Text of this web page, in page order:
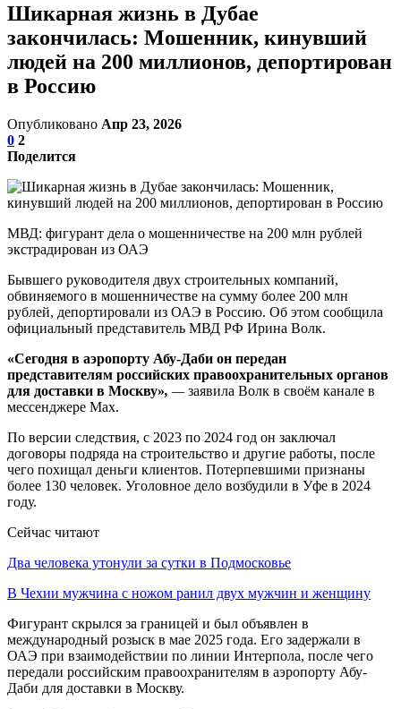
Шикарная жизнь в Дубае
закончилась: Мошенник, кинувший
людей на 200 миллионов, депортирован
в Россию
Опубликовано Апр 23, 2026
0 2
Поделится
МВД: фигурант дела о мошенничестве на 200 млн рублей
экстрадирован из ОАЭ
Бывшего руководителя двух строительных компаний,
обвиняемого в мошенничестве на сумму более 200 млн
рублей, депортировали из ОАЭ в Россию. Об этом сообщила
официальный представитель МВД РФ Ирина Волк.
«Сегодня в аэропорту Абу-Даби он передан
представителям российских правоохранительных органов
для доставки в Москву», —заявила Волк в своём канале в
мессенджере Max.
По версии следствия, с 2023 по 2024 год он заключал
договоры подряда на строительство и другие работы, после
чего похищал деньги клиентов. Потерпевшими признаны
более 130 человек. Уголовное дело возбудили в Уфе в 2024
году.
Сейчас читают
Два человека утонули за сутки в Подмосковье
В Чехии мужчина с ножом ранил двух мужчин и женщину
Фигурант скрылся за границей и был объявлен в
международный розыск в мае 2025 года. Его задержали в
ОАЭ при взаимодействии по линии Интерпола, после чего
передали российским правоохранителям в аэропорту Абу-
Даби для доставки в Москву.